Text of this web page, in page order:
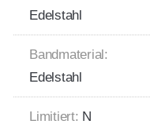
Edelstahl
Bandmaterial:
Edelstahl
Limitiert: N